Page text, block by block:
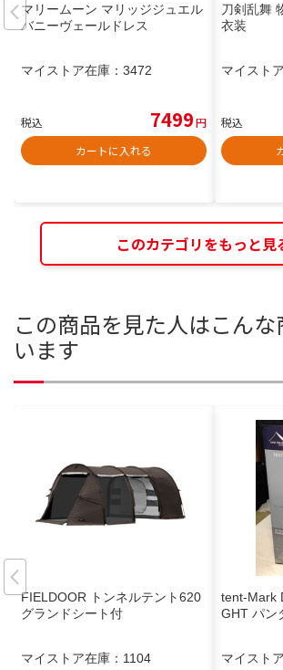
マリームーン マリッジジュエル
バニーヴェールドレス
マイストア在庫： 3472
税込 7499円
カートに入れる
刀剣乱舞
衣装
マイスト
税込
このカテゴリをもっと見
この商品を見た人はこん
います
FIELDOOR トンネルテント620
グランドシート付
マイストア在庫： 1104
tent-Mark
GHT パン
マイスト